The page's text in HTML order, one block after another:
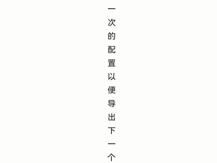
一
次
的
配
置
以
便
导
出
下
一
个